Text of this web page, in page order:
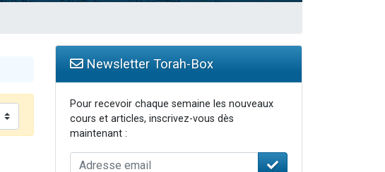
Newsletter Torah-Box
Pour recevoir chaque semaine les nouveaux
cours et articles, inscrivez-vous dès
maintenant :